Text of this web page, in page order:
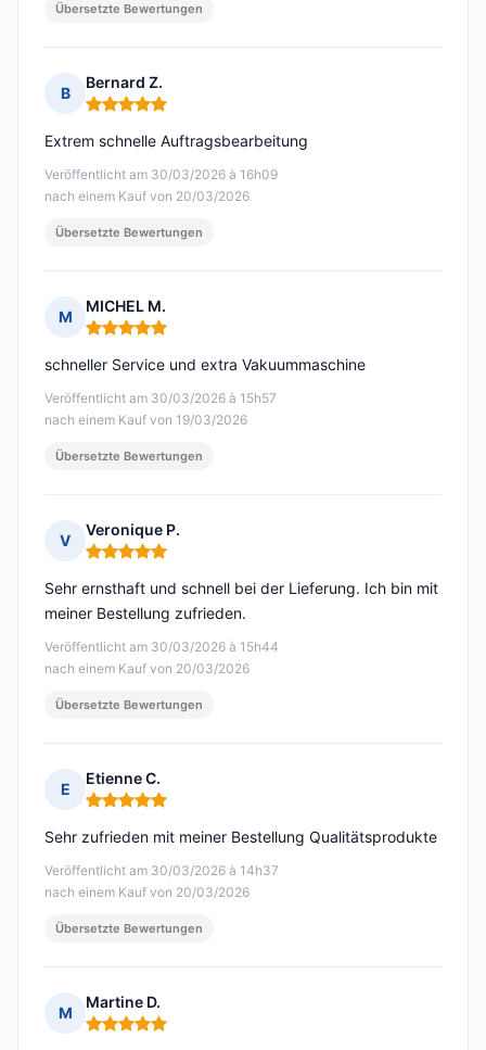
Übersetzte Bewertungen
B
Bernard Z.
Hinweis: 5 von 5
Veröffentlicht am 30/03/2026 à 16h09
nach einem Kauf von 20/03/2026
Extrem schnelle Auftragsbearbeitung
Übersetzte Bewertungen
M
MICHEL M.
Hinweis: 5 von 5
Veröffentlicht am 30/03/2026 à 15h57
nach einem Kauf von 19/03/2026
schneller Service und extra Vakuummaschine
Übersetzte Bewertungen
V
Veronique P.
Hinweis: 5 von 5
Veröffentlicht am 30/03/2026 à 15h44
nach einem Kauf von 20/03/2026
Sehr ernsthaft und schnell bei der Lieferung. Ich bin mit
meiner Bestellung zufrieden.
Übersetzte Bewertungen
E
Etienne C.
Hinweis: 5 von 5
Veröffentlicht am 30/03/2026 à 14h37
nach einem Kauf von 20/03/2026
Sehr zufrieden mit meiner Bestellung Qualitätsprodukte
Übersetzte Bewertungen
M
Martine D.
Hinweis: 5 von 5